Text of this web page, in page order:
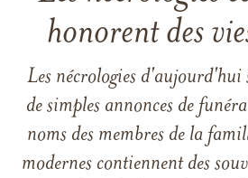
honorent des
Les nécrologies d'aujourd'hui
de simples annonces de
noms des membres de la
modernes contiennent des